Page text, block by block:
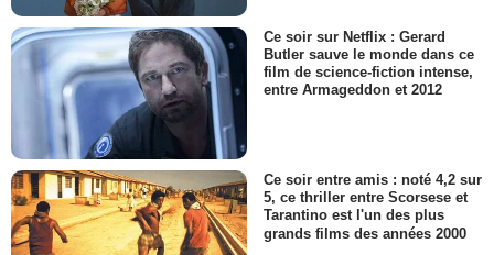
Ce soir sur Netflix : Gerard
Butler sauve le monde dans ce
film de science-fiction intense,
entre Armageddon et 2012
Ce soir entre amis : noté 4,2 sur
5, ce thriller entre Scorsese et
Tarantino est l'un des plus
grands films des années 2000